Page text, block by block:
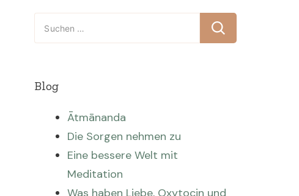
Suchen
nach:
Blog
Ātmānanda
Die Sorgen nehmen zu
Eine bessere Welt mit
Meditation
Was haben Liebe, Oxytocin und